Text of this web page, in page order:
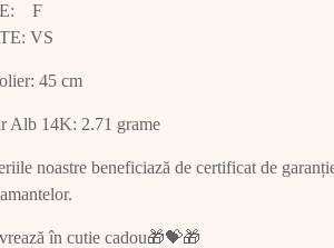
F
VS
45 cm
Alb 14K: 2.71 grame
noastre beneficiază de certificat de
în cutie cadou🎁💝🎁